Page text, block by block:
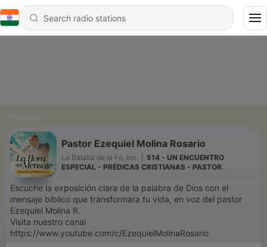
Pastor Ezequiel Molina Rosario
La Batalla de la Fe, Inc.
514 - UN ENCUENTRO
ESPECIAL - PRÉDICAS CRISTIANAS - PASTOR
Escuche la exposición clara de la palabra de Dios con el
mensaje bíblico que transformara tu vida, en voz del pastor
Ezequiel Molina R.
Visita nuestro canal
https://www.youtube.com/c/EzequielMolinaRosario